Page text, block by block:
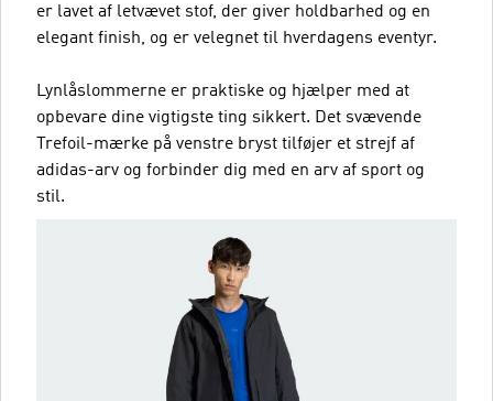
er lavet af letvævet stof, der giver holdbarhed og en
elegant finish, og er velegnet til hverdagens eventyr.
Lynlåslommerne er praktiske og hjælper med at
opbevare dine vigtigste ting sikkert. Det svævende
Trefoil-mærke på venstre bryst tilføjer et strejf af
adidas-arv og forbinder dig med en arv af sport og
stil.